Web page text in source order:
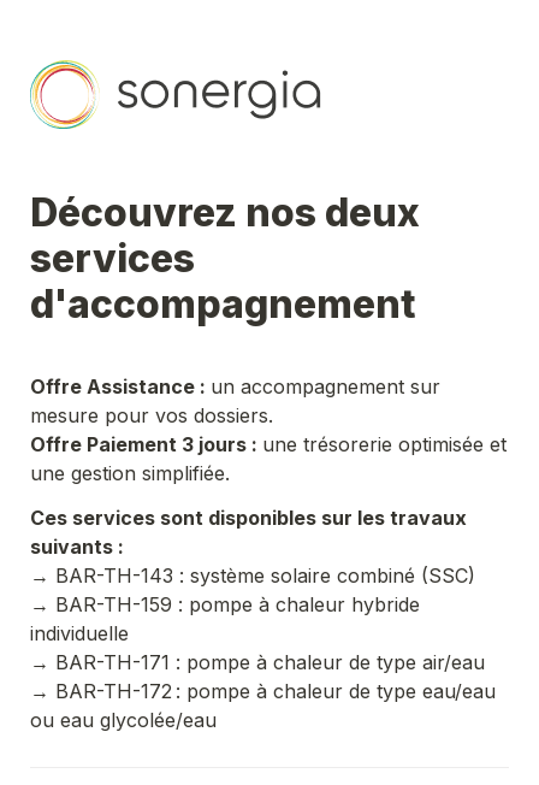
Découvrez nos deux
services
d'accompagnement
Offre Assistance : un accompagnement sur
mesure pour vos dossiers.
Offre Paiement 3 jours : une trésorerie optimisée et
une gestion simplifiée.
Ces services sont disponibles sur les travaux
→ BAR-TH-143 : système solaire combiné (SSC)
→ BAR-TH-159 : pompe à chaleur hybride
individuelle
→ BAR-TH-171 : pompe à chaleur de type air/eau
→ BAR-TH-172 : pompe à chaleur de type eau/eau
ou eau glycolée/eau